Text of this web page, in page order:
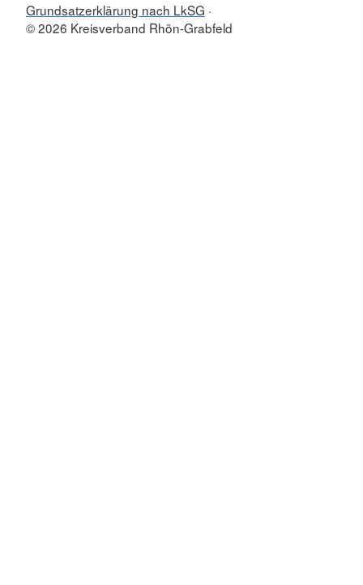
Grundsatzerklärung nach LkSG
© 2026 Kreisverband Rhön-Grabfeld